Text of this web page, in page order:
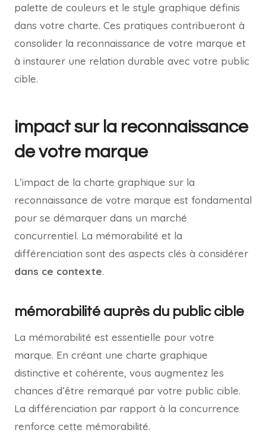
palette de couleurs et le style graphique définis
dans votre charte. Ces pratiques contribueront à
consolider la reconnaissance de votre marque et
à instaurer une relation durable avec votre public
cible.
impact sur la reconnaissance
de votre marque
L’impact de la charte graphique sur la
reconnaissance de votre marque est fondamental
pour se démarquer dans un marché
concurrentiel. La mémorabilité et la
différenciation sont des aspects clés à considérer
dans ce contexte.
mémorabilité auprès du public cible
La mémorabilité est essentielle pour votre
marque. En créant une charte graphique
distinctive et cohérente, vous augmentez les
chances d’être remarqué par votre public cible.
La différenciation par rapport à la concurrence
renforce cette mémorabilité.